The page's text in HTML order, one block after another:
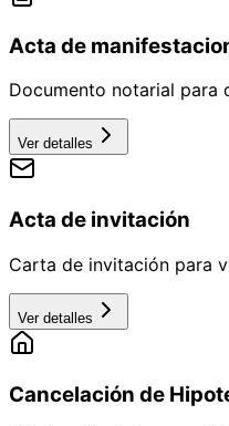
Acta de
Documento notarial para
Ver detalles
Acta de invitación
Carta de invitación para
Ver detalles
Cancelación de